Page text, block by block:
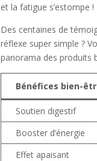
et la fatigue s’estompe !
Des centaines de
réflexe super simple ?
panorama des produits
Bénéfices bien-
Soutien digestif
Booster d’énergie
Effet apaisant